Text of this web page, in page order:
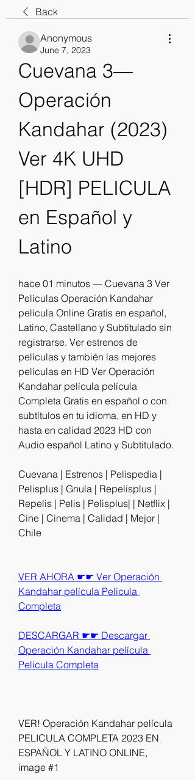
Back
Anonymous
June 7, 2023
Cuevana 3—
Operación
Kandahar (2023)
Ver 4K UHD
[HDR] PELICULA
en Español y
Latino
hace 01 minutos — Cuevana 3 Ver
Películas Operación Kandahar
película Online Gratis en español,
Latino, Castellano y Subtitulado sin
registrarse. Ver estrenos de
películas y también las mejores
películas en HD Ver Operación
Kandahar película película
Completa Gratis en español o con
subtítulos en tu idioma, en HD y
hasta en calidad 2023 HD con
Audio español Latino y Subtitulado.
Cuevana | Estrenos | Pelispedia |
Pelisplus | Gnula | Repelisplus |
Repelis | Pelis | Pelisplus| | Netflix |
Cine | Cinema | Calidad | Mejor |
Chile
VER AHORA ☛☛ Ver Operación
Kandahar película Pelicula
Completa
DESCARGAR ☛☛ Descargar
Operación Kandahar película
Pelicula Completa
VER! Operación Kandahar película
PELICULA COMPLETA 2023 EN
ESPAÑOL Y LATINO ONLINE,
image #1